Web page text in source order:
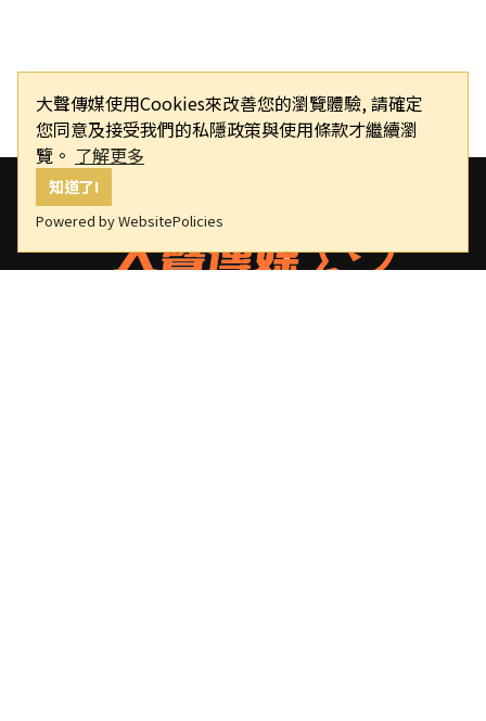
大聲傳媒使用Cookies來改善您的瀏覽體驗, 請確定
您同意及接受我們的私隱政策與使用條款才繼續瀏
覽。 了解更多
知道了!
Powered by WebsitePolicies